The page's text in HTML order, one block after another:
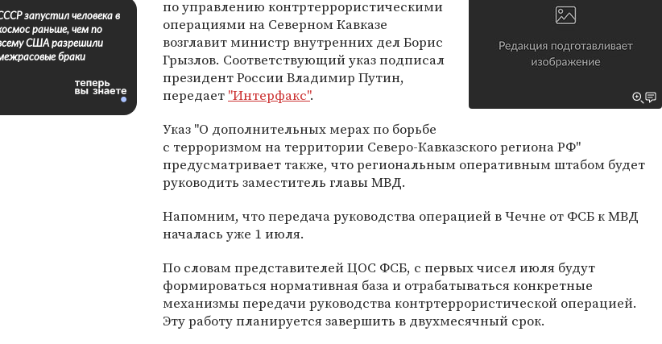
по управлению контртеррористическими
операциями на Северном Кавказе
возглавит министр внутренних дел Борис
Грызлов. Соответствующий указ подписал
президент России Владимир Путин,
передает "Интерфакс".
Указ "О дополнительных мерах по борьбе
с терроризмом на территории Северо-Кавказского региона РФ"
предусматривает также, что региональным оперативным штабом будет
руководить заместитель главы МВД.
Напомним, что передача руководства операцией в Чечне от ФСБ к МВД
началась уже 1 июля.
По словам представителей ЦОС ФСБ, с первых чисел июля будут
формироваться нормативная база и отрабатываться конкретные
механизмы передачи руководства контртеррористической операцией.
Эту работу планируется завершить в двухмесячный срок.
запустил человека в
раньше, чем по
США разрешили
браки